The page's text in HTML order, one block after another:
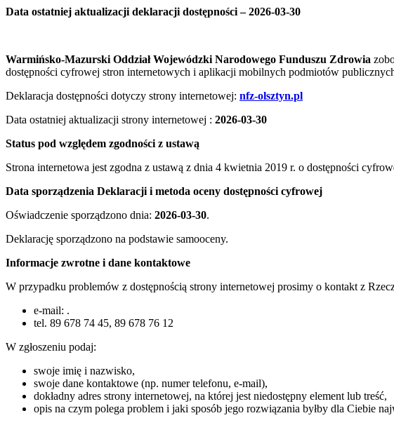
Data ostatniej aktualizacji deklaracji dostępności – 2026-03-30
Warmińsko-Mazurski Oddział Wojewódzki Narodowego Funduszu Zdrowia
dostępności cyfrowej stron internetowych i aplikacji mobilnych podmiotów
Deklaracja dostępności dotyczy strony internetowej: nfz-olsztyn.pl
Data ostatniej aktualizacji strony internetowej : 2026-03-30
Status pod względem zgodności z ustawą
Strona internetowa jest zgodna z ustawą z dnia 4 kwietnia 2019 r. o dostępności
Data sporządzenia Deklaracji i metoda oceny dostępności cyfrowej
Oświadczenie sporządzono dnia: 2026-03-30.
Deklarację sporządzono na podstawie samooceny.
Informacje zwrotne i dane kontaktowe
W przypadku problemów z dostępnością strony internetowej prosimy o kontakt z
e-mail: .
tel. 89 678 74 45, 89 678 76 12
W zgłoszeniu podaj:
swoje imię i nazwisko,
swoje dane kontaktowe (np. numer telefonu, e-mail),
dokładny adres strony internetowej, na której jest niedostępny element lub treść,
opis na czym polega problem i jaki sposób jego rozwiązania byłby dla Ciebie